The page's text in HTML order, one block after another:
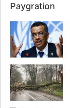
Paygration